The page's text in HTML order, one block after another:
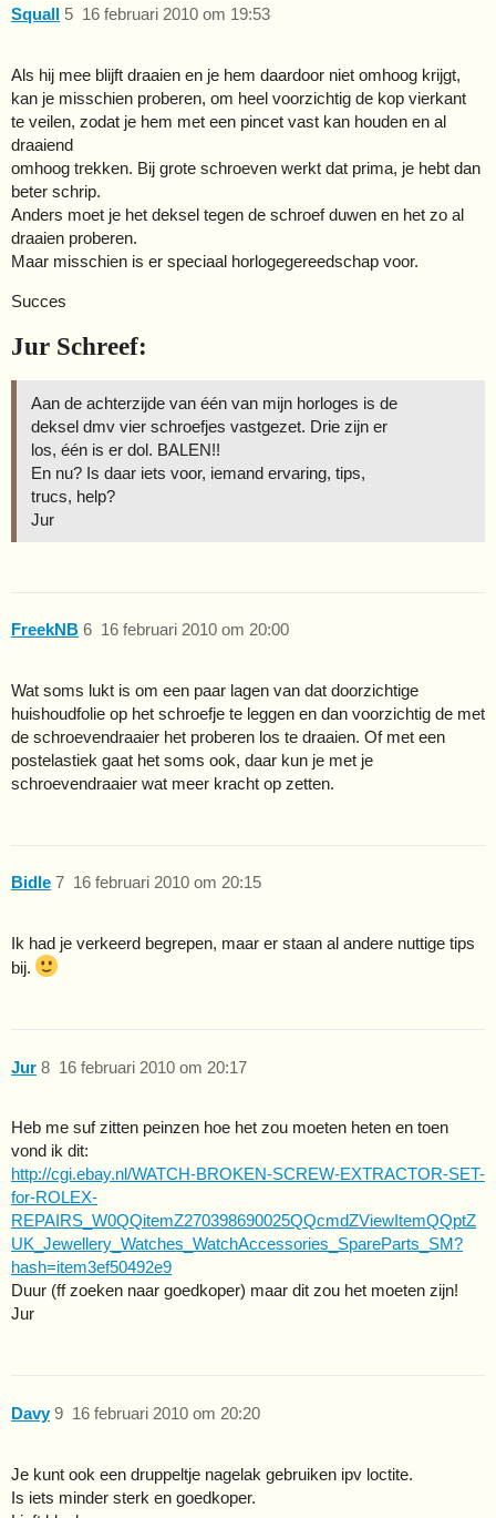
Squall 16 februari 2010 om 19:53
5
Als hij mee blijft draaien en je hem daardoor niet omhoog krijgt,
kan je misschien proberen, om heel voorzichtig de kop vierkant
te veilen, zodat je hem met een pincet vast kan houden en al
draaiend
omhoog trekken. Bij grote schroeven werkt dat prima, je hebt dan
beter schrip.
Anders moet je het deksel tegen de schroef duwen en het zo al
draaien proberen.
Maar misschien is er speciaal horlogegereedschap voor.
Succes
Jur Schreef:
Aan de achterzijde van één van mijn horloges is de
deksel dmv vier schroefjes vastgezet. Drie zijn er
los, één is er dol. BALEN!!
En nu? Is daar iets voor, iemand ervaring, tips,
trucs, help?
Jur
FreekNB 16 februari 2010 om 20:00
6
Wat soms lukt is om een paar lagen van dat doorzichtige
huishoudfolie op het schroefje te leggen en dan voorzichtig de met
de schroevendraaier het proberen los te draaien. Of met een
postelastiek gaat het soms ook, daar kun je met je
schroevendraaier wat meer kracht op zetten.
Bidle 16 februari 2010 om 20:15
7
Ik had je verkeerd begrepen, maar er staan al andere nuttige tips
bij.
Jur 16 februari 2010 om 20:17
8
Heb me suf zitten peinzen hoe het zou moeten heten en toen
vond ik dit:
http://cgi.ebay.nl/WATCH-BROKEN-SCREW-EXTRACTOR-SET-
for-ROLEX-
REPAIRS_W0QQitemZ270398690025QQcmdZViewItemQQptZ
UK_Jewellery_Watches_WatchAccessories_SpareParts_SM?
hash=item3ef50492e9
Duur (ff zoeken naar goedkoper) maar dit zou het moeten zijn!
Jur
Davy 16 februari 2010 om 20:20
9
Je kunt ook een druppeltje nagelak gebruiken ipv loctite.
Is iets minder sterk en goedkoper.